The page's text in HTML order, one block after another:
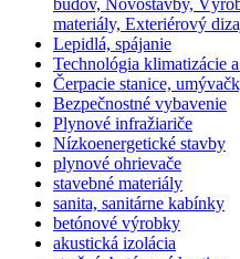
materiály, Exteriérový
Lepidlá, spájanie
Technológia klimatizácie
Čerpacie stanice,
Bezpečnostné vybavenie
Plynové infražiariče
Nízkoenergetické stavby
plynové ohrievače
stavebné materiály
sanita, sanitárne kabínky
betónové výrobky
akustická izolácia